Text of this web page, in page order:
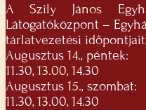
A Szily János
Látogatóközpont –
tárlatvezetési
Augusztus 14.,
11.30, 13.00, 14.30
Augusztus 15.,
11.30, 13.00, 14.30